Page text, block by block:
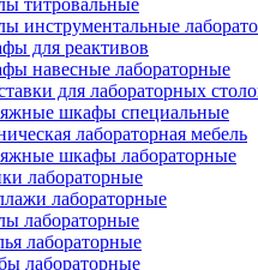
титровальные
инструментальные
для реактивов
навесные лабораторные
для лабораторных
шкафы специальные
лабораторная мебель
шкафы лабораторные
лабораторные
лабораторные
лабораторные
лабораторные
лабораторные